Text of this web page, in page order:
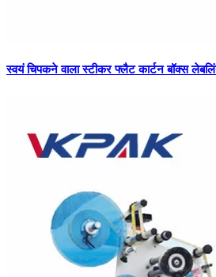
स्वयं चिपकने वाला स्टीकर फ्लैट कार्टन बॉक्स